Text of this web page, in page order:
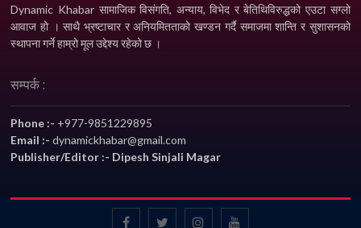
Dynamic Khabar सामाजिक विसंगति, अन्याय, विभेद­ र बेतिथिविरुद्धको एउटा सग्लो
आवाज हो । साथै भ्रष्टाचार र अनियमितताको खण्डन गर्दै समाजमा शान्ति र सुशासनको
स्थापना गर्ने हाम्रो मूल उद्देश्य रहेको छ ।
सम्पर्क :
Phone :- +977-9851229895
Email :-dynamickhabar@gmail.com
Publisher/Editor :- Dipesh Sinjali Magar